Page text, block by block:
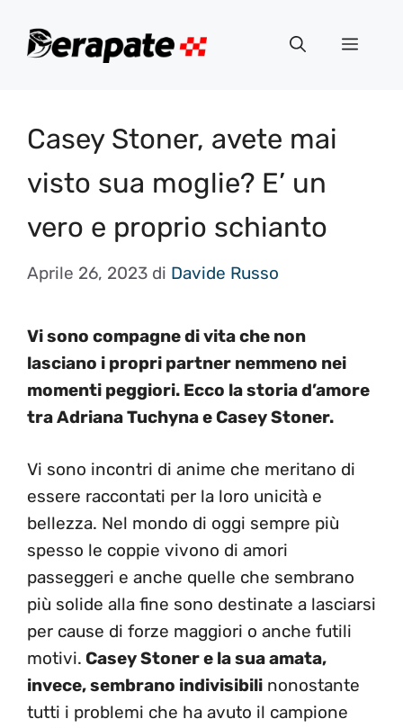
Menu
Casey Stoner, avete mai
visto sua moglie? E’ un
vero e proprio schianto
Aprile 26, 2023 di Davide Russo
Vi sono compagne di vita che non
lasciano i propri partner nemmeno nei
momenti peggiori. Ecco la storia d’amore
tra Adriana Tuchyna e Casey Stoner.
Vi sono incontri di anime che meritano di
essere raccontati per la loro unicità e
bellezza. Nel mondo di oggi sempre più
spesso le coppie vivono di amori
passeggeri e anche quelle che sembrano
più solide alla fine sono destinate a lasciarsi
per cause di forze maggiori o anche futili
motivi. Casey Stoner e la sua amata,
invece, sembrano indivisibili nonostante
tutti i problemi che ha avuto il campione